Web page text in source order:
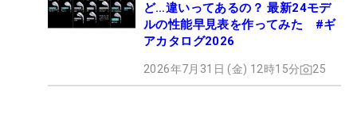
ど…違いってあるの？ 最新24モデ
ルの性能早見表を作ってみた #ギ
アカタログ2026
2026年7月31日 (金) 12時15分 25